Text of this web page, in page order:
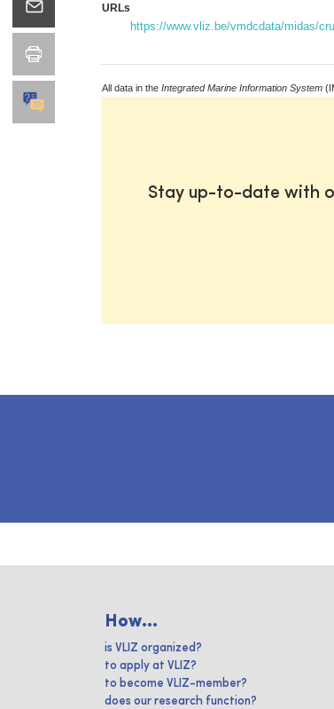
URLs
https://www.vliz.be/vmdcdata/midas/
All data in the Integrated Marine Information System
Stay up-to-date with
How...
is VLIZ organized?
to apply at VLIZ?
to become VLIZ-member?
does our research function?